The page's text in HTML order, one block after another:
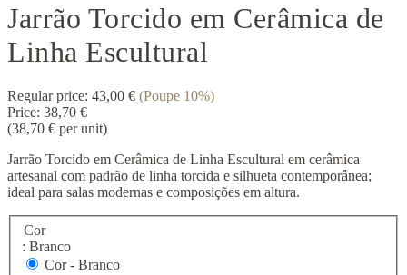
Jarrão Torcido em Cerâmica de
Linha Escultural
Regular price: 43,00 € (Poupe 10%)
Price: 38,70 €
(38,70 € per unit)
Jarrão Torcido em Cerâmica de Linha Escultural em cerâmica
artesanal com padrão de linha torcida e silhueta contemporânea;
ideal para salas modernas e composições em altura.
Cor
: Branco
Cor - Branco